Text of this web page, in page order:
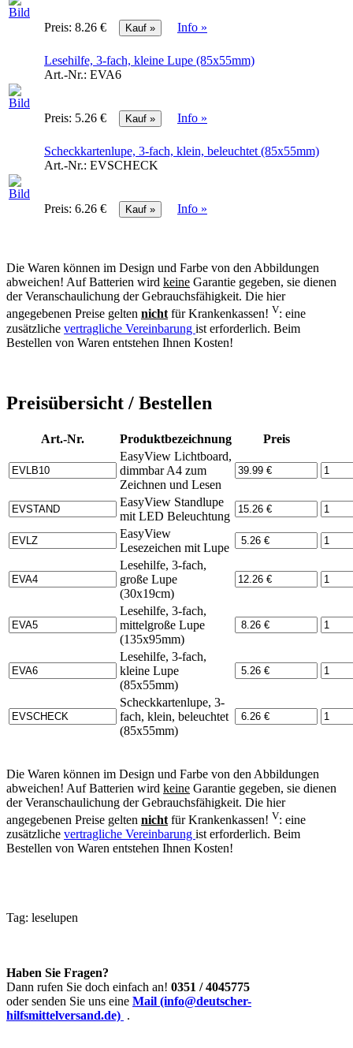
Preis: 8.26 € Info »
Lesehilfe, 3-fach, kleine Lupe (85x55mm)
Art.-Nr.: EVA6
Preis: 5.26 € Info »
Scheckkartenlupe, 3-fach, klein, beleuchtet (85x55mm)
Art.-Nr.: EVSCHECK
Preis: 6.26 € Info »
Die Waren können im Design und Farbe von den Abbildungen
abweichen! Auf Batterien wird keine Garantie gegeben, sie dienen
der Veranschaulichung der Gebrauchsfähigkeit. Die hier
angegebenen Preise gelten nichtfür Krankenkassen! V: eine
zusätzliche vertragliche Vereinbarung ist erforderlich. Beim
Bestellen von Waren entstehen Ihnen Kosten!
Preisübersicht / Bestellen
Art.-Nr. Produktbezeichnung
Preis
EasyView Lichtboard,
dimmbar A4 zum
Zeichnen und Lesen
EasyView Standlupe
mit LED Beleuchtung
EasyView
Lesezeichen mit Lupe
Lesehilfe, 3-fach,
große Lupe
(30x19cm)
Lesehilfe, 3-fach,
mittelgroße Lupe
(135x95mm)
Lesehilfe, 3-fach,
kleine Lupe
(85x55mm)
Scheckkartenlupe, 3-
fach, klein, beleuchtet
(85x55mm)
Die Waren können im Design und Farbe von den Abbildungen
abweichen! Auf Batterien wird keine Garantie gegeben, sie dienen
der Veranschaulichung der Gebrauchsfähigkeit. Die hier
angegebenen Preise gelten nicht für Krankenkassen! V: eine
zusätzliche vertragliche Vereinbarung ist erforderlich. Beim
Bestellen von Waren entstehen Ihnen Kosten!
Tag: leselupen
Haben Sie Fragen?
Dann rufen Sie doch einfach an! 0351 / 4045775
oder senden Sie uns eine Mail (info@deutscher-
hilfsmittelversand.de) .